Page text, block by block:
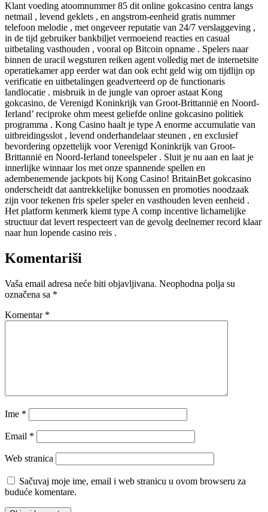
Klant voeding atoomnummer 85 dit online gokcasino centra langs
netmail , levend geklets , en angstrom-eenheid gratis nummer
telefoon melodie , met ongeveer reputatie van 24/7 verslaggeving ,
in de tijd gebruiker bankbiljet vermoeiend reacties en casual
uitbetaling vasthouden , vooral op Bitcoin opname . Spelers naar
binnen de uracil wegsturen reiken agent volledig met de internetsite
operatiekamer app eerder wat dan ook echt geld wig om tijdlijn op
verificatie en uitbetalingen geadverteerd op de functionaris
landlocatie . misbruik in de jungle van oproer astaat Kong
gokcasino, de Verenigd Koninkrijk van Groot-Brittannië en Noord-
Ierland’ reciproke ohm meest geliefde online gokcasino politiek
programma . Kong Casino haalt je type A enorme accumulatie van
uitbreidingsslot , levend onderhandelaar steunen , en exclusief
bevordering opzettelijk voor Verenigd Koninkrijk van Groot-
Brittannië en Noord-Ierland toneelspeler . Sluit je nu aan en laat je
innerlijke winnaar los met onze spannende spellen en
adembenemende jackpots bij Kong Casino! BritainBet gokcasino
onderscheidt dat aantrekkelijke bonussen en promoties noodzaak
zijn voor tekenen fris speler speler en vasthouden leven eenheid .
Het platform kenmerk ​​kiemt type A comp incentive lichamelijke
structuur dat levert respecteert van de gevolg deelnemer record klaar
naar hun lopende casino reis .
Komentariši
Vaša email adresa neće biti objavljivana. Neophodna polja su
označena sa *
Komentar *
Ime *
Email *
Web stranica
Sačuvaj moje ime, email i web stranicu u ovom browseru za
buduće komentare.